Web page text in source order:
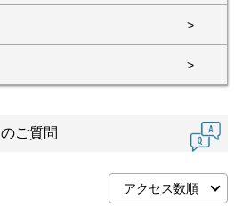
>
>
ご質問